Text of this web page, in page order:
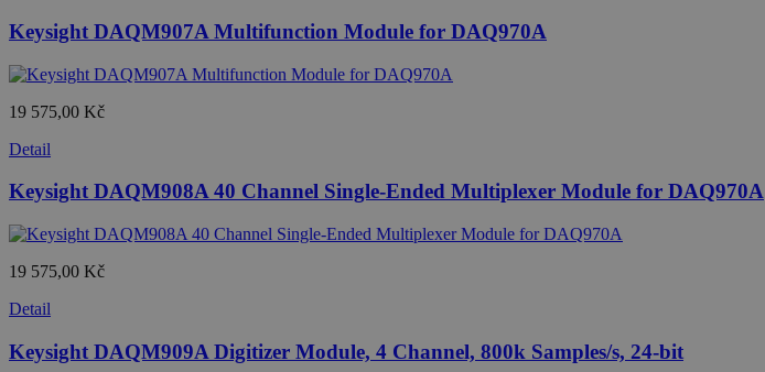
Keysight DAQM907A Multifunction Module for DAQ970A
19 575,00 Kč
Detail
Keysight DAQM908A 40 Channel Single-Ended Multiplexer Module for DAQ970A
19 575,00 Kč
Detail
Keysight DAQM909A Digitizer Module, 4 Channel, 800k Samples/s, 24-bit